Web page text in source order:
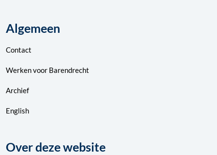
Algemeen
Contact
Werken voor Barendrecht
Archief
English
Over deze website